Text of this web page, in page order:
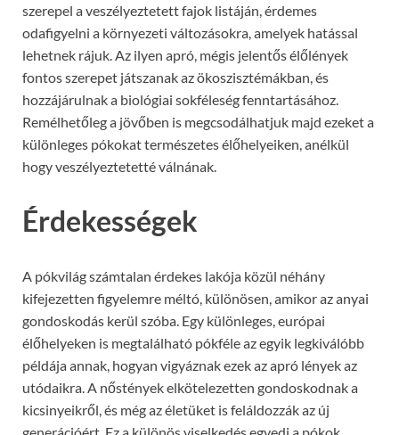
szerepel a veszélyeztetett fajok listáján, érdemes
odafigyelni a környezeti változásokra, amelyek hatással
lehetnek rájuk. Az ilyen apró, mégis jelentős élőlények
fontos szerepet játszanak az ökoszisztémákban, és
hozzájárulnak a biológiai sokféleség fenntartásához.
Remélhetőleg a jövőben is megcsodálhatjuk majd ezeket a
különleges pókokat természetes élőhelyeiken, anélkül
hogy veszélyeztetetté válnának.
Érdekességek
A pókvilág számtalan érdekes lakója közül néhány
kifejezetten figyelemre méltó, különösen, amikor az anyai
gondoskodás kerül szóba. Egy különleges, európai
élőhelyeken is megtalálható pókféle az egyik legkiválóbb
példája annak, hogyan vigyáznak ezek az apró lények az
utódaikra. A nőstények elkötelezetten gondoskodnak a
kicsinyeikről, és még az életüket is feláldozzák az új